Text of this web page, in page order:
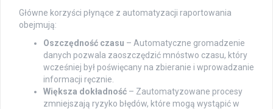
Główne korzyści płynące z automatyzacji raportowania
obejmują:
Oszczędność czasu – Automatyczne gromadzenie
danych pozwala zaoszczędzić mnóstwo czasu, który
wcześniej był poświęcany na zbieranie i wprowadzanie
informacji ręcznie.
Większa dokładność – Zautomatyzowane procesy
zmniejszają ryzyko błędów, które mogą wystąpić w